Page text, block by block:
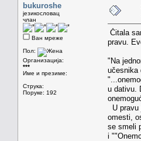
bukuroshe
језикословац
члан
Ван мреже
Пол:
Организација:
***
Име и презиме:
Струка:
Поруке: 192
Čitala
pravu.
"Na
učesnika
u dativu.
U pravu
omesti,
se smeli
i